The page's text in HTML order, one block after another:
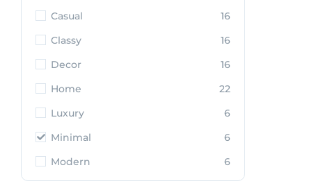
Casual
16
Classy
16
Decor
16
Home
22
Luxury
6
Minimal
6
Modern
6